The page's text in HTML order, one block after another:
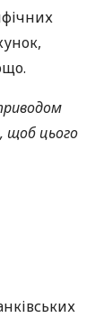
щоб цього